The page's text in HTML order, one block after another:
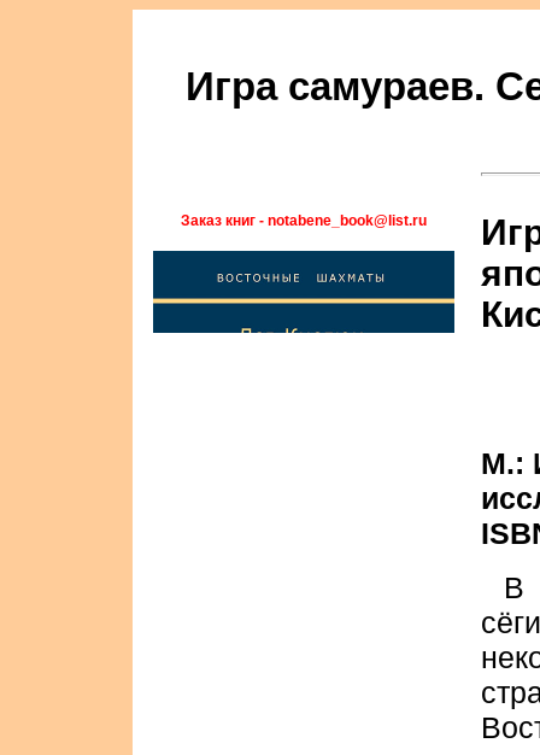
Игра самураев.
Заказ книг - notabene_book@list.ru
М.:
В